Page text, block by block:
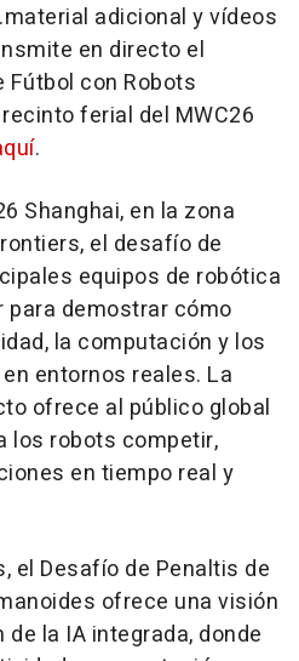
.material adicional y vídeos
en directo el
Fútbol con Robots
ferial del MWC26
.
Shanghai, en la zona
el desafío de
equipos de robótica
demostrar cómo
la computación y los
entornos reales. La
ofrece al público global
los robots competir,
en tiempo real y
el Desafío de Penaltis de
ofrece una visión
la IA integrada, donde